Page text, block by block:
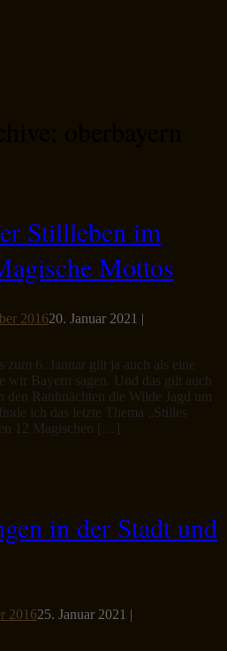
Stillleben im
Mottos
201620. Januar 2021 |
6. Januar gilt ja auch als eine
wir Bayern sagen. Und das gilt auch
den Rauhnächten die Wilde Jagd um
ich das letzte Thema „Stilles
12 Magischen […]
in der Stadt und
201625. Januar 2021 |